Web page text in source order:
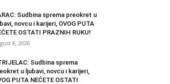
Sudbina sprema preokret u
novcu i karijeri, OVOG PUTA
OSTATI PRAZNIH RUKU!
6, 2026
Sudbina sprema
u ljubavi, novcu i karijeri,
PUTA NEĆETE OSTATI